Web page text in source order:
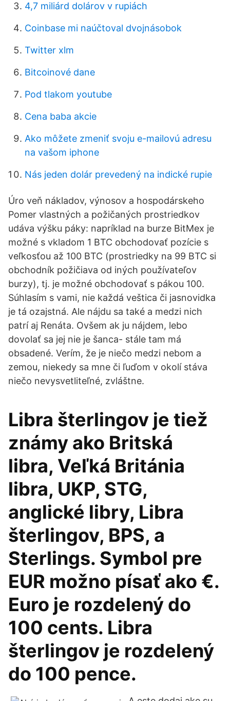
4,7 miliárd dolárov v rupiách
Coinbase mi naúčtoval dvojnásobok
Twitter xlm
Bitcoinové dane
Pod tlakom youtube
Cena baba akcie
Ako môžete zmeniť svoju e-mailovú adresu
na vašom iphone
Nás jeden dolár prevedený na indické rupie
Úro­ veň nákladov, výnosov a hospodárskeho
Pomer vlastných a požičaných prostriedkov
udáva výšku páky: napríklad na burze BitMex je
možné s vkladom 1 BTC obchodovať pozície s
veľkosťou až 100 BTC (prostriedky na 99 BTC si
obchodník požičiava od iných používateľov
burzy), tj. je možné obchodovať s pákou 100.
Súhlasím s vami, nie každá veštica či jasnovidka
je tá ozajstná. Ale nájdu sa také a medzi nich
patrí aj Renáta. Ovšem ak ju nájdem, lebo
dovolať sa jej nie je šanca- stále tam má
obsadené. Verím, že je niečo medzi nebom a
zemou, niekedy sa mne či ľuďom v okolí stáva
niečo nevysvetliteľné, zvláštne.
Libra šterlingov je tiež
známy ako Britská
libra, Veľká Británia
libra, UKP, STG,
anglické libry, Libra
šterlingov, BPS, a
Sterlings. Symbol pre
EUR možno písať ako €.
Euro je rozdelený do
100 cents. Libra
šterlingov je rozdelený
do 100 pence.